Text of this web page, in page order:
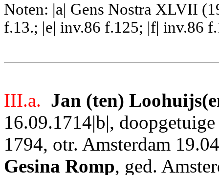
Noten: |a| Gens Nostra XLVII
f.13.; |e| inv.86 f.125; |f| inv.86
III.a. Jan (ten)
16.09.1714|b|,
1794, otr. Amsterdam
Gesina Romp, ged.